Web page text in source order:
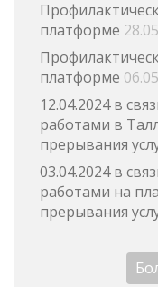
платформе 28.05
платформе 06.05
12.04.2024 в
работами в
прерывания
03.04.2024 в
работами на
прерывания